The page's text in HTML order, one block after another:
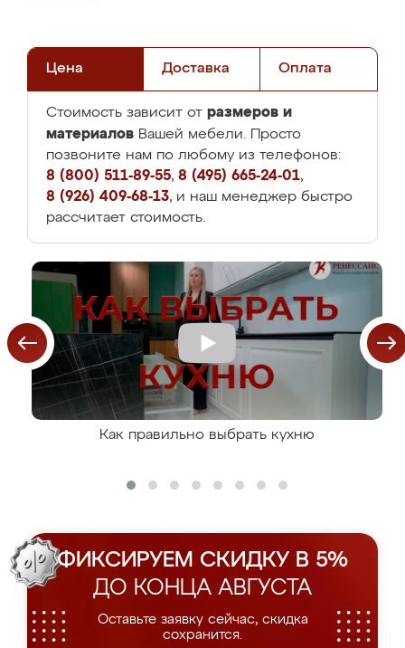
Цена Доставка Оплата
Стоимость зависит от размеров и
материалов Вашей мебели. Просто
позвоните нам по любому из телефонов:
8 (800) 511-89-55, 8 (495) 665-24-01,
8 (926) 409-68-13, и наш менеджер быстро
рассчитает стоимость.
Как правильно выбрать кухню
ФИКСИРУЕМ СКИДКУ В 5%
ДО КОНЦА АВГУСТА
Оставьте заявку сейчас, скидка
сохранится.